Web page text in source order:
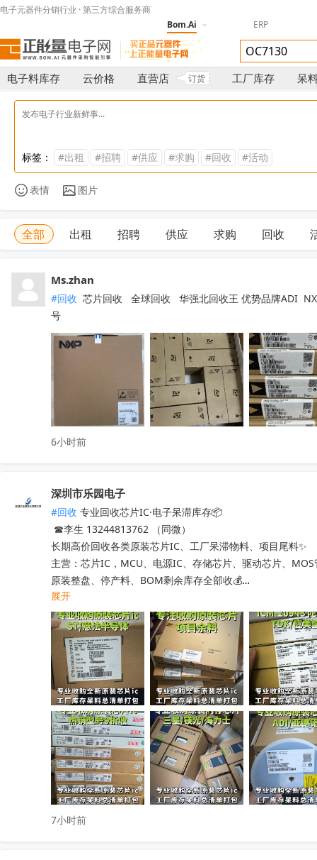
电子元器件分销行业 · 第三方综合服务商
Bom.Ai
ERP
电子料库存 云价格 直营店 订货 工厂库存 呆
标签： #出租 #招聘 #供应 #求购 #回收 #活动
表情 图片
全部 出租 招聘 供应 求购 回收
Ms.zhan
#回收 芯片回收   全球回收   华强北回收王 优势品牌ADI
号
6小时前
深圳市乐园电子
#回收 专业回收芯片IC·电子呆滞库存📦
☎李生 13244813762 （同微）
长期高价回收各类原装芯片IC、工厂呆滞物料、项目尾料✨
主营：芯片IC，MCU、电源IC、存储芯片、驱动芯片、
原装整盘、停产料、BOM剩余库存全部收💰
工厂清仓、项目取消、仓库积压、过期呆滞物料均可处理
专业人员上门清点核验，报价透明无套路，现款现结不压款
小批量散料、大批量整仓囤货统一打包回收，全程保密处理
快速清空仓库，释放仓储空间，高效盘活闲置物料回笼资金
覆盖全国上门收货，珠三角、深圳区域当日上门看货📱
只需提供型号、数量、实物照片，免费快速精准估价
无中间商层层压价，出价高于同行，一站式清库存省心省力
有闲置电子库存欢迎随时联系洽谈！
收起
展开
7小时前